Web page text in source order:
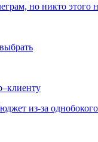
но никто этого
из-за